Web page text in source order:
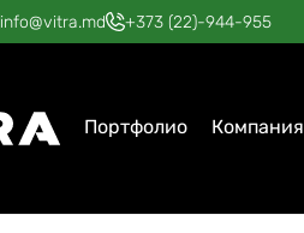
info@vitra.md +373 (22)-944-955
Портфолио Компания